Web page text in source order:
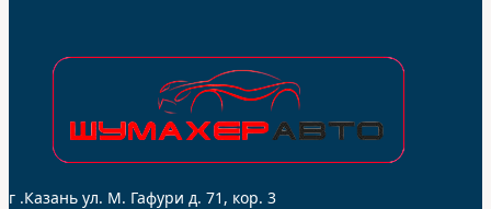
г .Казань ул. М. Гафури д. 71, кор. 3